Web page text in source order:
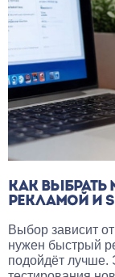
КАК ВЫБРАТЬ
РЕКЛАМОЙ И
Выбор зависит
нужен быстрый
подойдёт лучше.